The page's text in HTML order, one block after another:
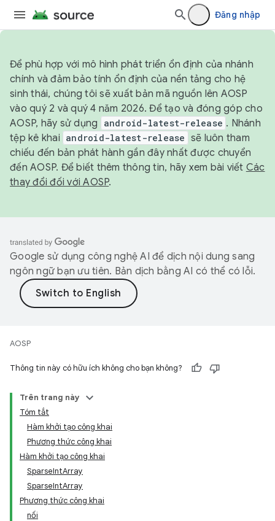
Đăng nhập
Để phù hợp với mô hình phát triển ổn định của nhánh
chính và đảm bảo tính ổn định của nền tảng cho hệ
sinh thái, chúng tôi sẽ xuất bản mã nguồn lên AOSP
vào quý 2 và quý 4 năm 2026. Để tạo và đóng góp cho
AOSP, hãy sử dụng
android-latest-release . Nhánh
tệp kê khai android-latest-release sẽ luôn tham
chiếu đến bản phát hành gần đây nhất được chuyển
đến AOSP. Để biết thêm thông tin, hãy xem bài viết Các
thay đổi đối với AOSP.
Google sử dụng công nghệ AI để dịch nội dung sang
ngôn ngữ bạn ưu tiên. Bản dịch bằng AI có thể có lỗi.
AOSP
Thông tin này có hữu ích không cho bạn không?
Trên trang này
Tóm tắt
Hàm khởi tạo công khai
Phương thức công khai
Hàm khởi tạo công khai
SparseIntArray
SparseIntArray
Phương thức công khai
nối